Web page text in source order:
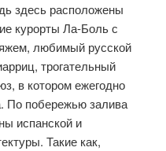
здесь расположены
курорты Ла-Боль с
любимый русской
трогательный
в котором ежегодно
По побережью залива
испанской и
Такие как,